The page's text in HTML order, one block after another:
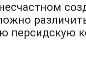
персидскую